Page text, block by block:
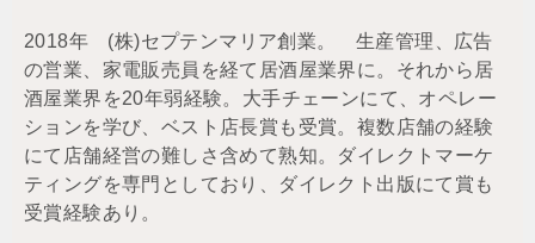
2018年 (株)セプテンマリア創業。 生産管理、広告
の営業、家電販売員を経て居酒屋業界に。それから居
酒屋業界を20年弱経験。大手チェーンにて、オペレー
ションを学び、ベスト店長賞も受賞。複数店舗の経験
にて店舗経営の難しさ含めて熟知。ダイレクトマーケ
ティングを専門としており、ダイレクト出版にて賞も
受賞経験あり。